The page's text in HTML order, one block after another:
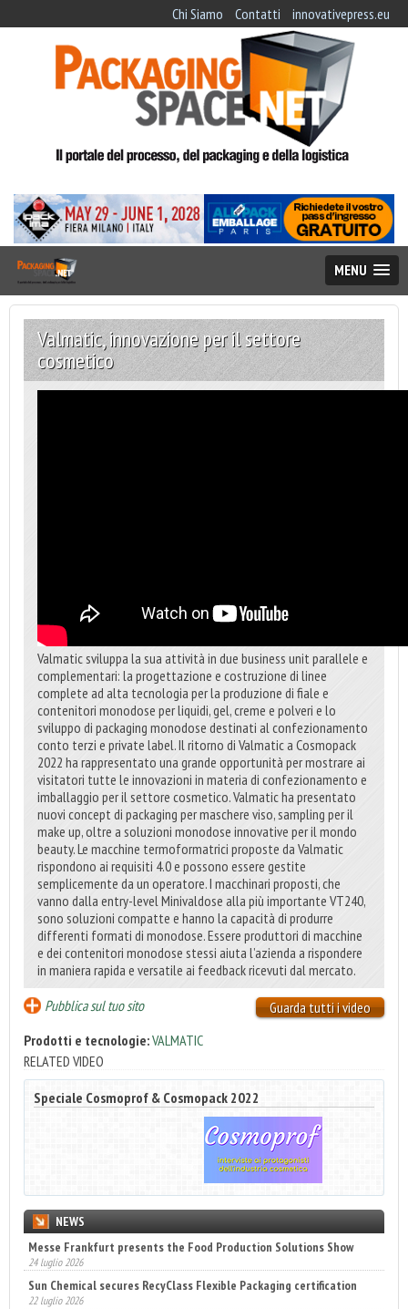
Chi Siamo Contatti innovativepress.eu
MENU
Valmatic, innovazione per il settore
cosmetico
Valmatic sviluppa la sua attività in due business unit parallele e
complementari: la progettazione e costruzione di linee
complete ad alta tecnologia per la produzione di fiale e
contenitori monodose per liquidi, gel, creme e polveri e lo
sviluppo di packaging monodose destinati al confezionamento
conto terzi e private label. Il ritorno di Valmatic a Cosmopack
2022 ha rappresentato una grande opportunità per mostrare ai
visitatori tutte le innovazioni in materia di confezionamento e
imballaggio per il settore cosmetico. Valmatic ha presentato
nuovi concept di packaging per maschere viso, sampling per il
make up, oltre a soluzioni monodose innovative per il mondo
beauty. Le macchine termoformatrici proposte da Valmatic
rispondono ai requisiti 4.0 e possono essere gestite
semplicemente da un operatore. I macchinari proposti, che
vanno dalla entry-level Minivaldose alla più importante VT240,
sono soluzioni compatte e hanno la capacità di produrre
differenti formati di monodose. Essere produttori di macchine
e dei contenitori monodose stessi aiuta l’azienda a rispondere
in maniera rapida e versatile ai feedback ricevuti dal mercato.
Pubblica sul tuo sito
Guarda tutti i video
Prodotti e tecnologie:VALMATIC
RELATED VIDEO
Speciale Cosmoprof & Cosmopack 2022
NEWS
Sun Chemical secures RecyClass Flexible Packaging certification
22 luglio 2026
Engaldini sceglie Incaricotech
22 luglio 2026